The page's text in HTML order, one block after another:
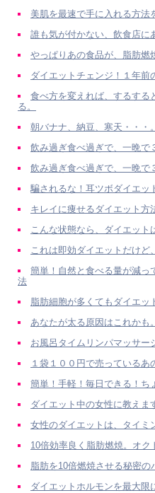
美肌を最速で手に入れる方法
誰も気が付かない、飲食店に
やっぱりあの食品が、脂肪燃
ダイエットチェンジ！１年前
食べ方を変えれば、するする
る。
朝バナナ、納豆、寒天・・・
飲み過ぎ食べ過ぎで、一晩で
飲み過ぎ食べ過ぎで、一晩で
騙されるな！耳ツボダイエッ
キレイに痩せるダイエット方
こんな状態なら、ダイエット
これは即効ダイエットだけど
簡単！自然と食べる量が減っ
法
脂肪細胞が多くてもダイエッ
あなたが太る原因はこれかも
お風呂タイムリンパマッサー
１袋１００円で売っているあ
簡単！手軽！毎日できる！ち
ダイエット中の女性に教えま
女性のダイエットは、タイミ
10倍効率良く脂肪燃焼。オク
脂肪を10倍燃焼させる秘密の
ダイエットホルモンを最大限